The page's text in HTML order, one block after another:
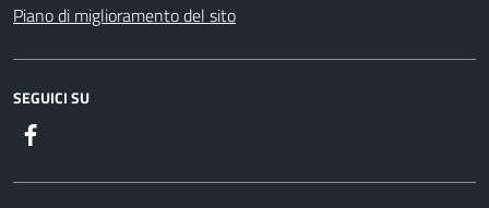
Piano di miglioramento del sito
SEGUICI SU